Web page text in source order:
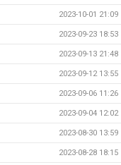
2023-10-01 21:09
2023-09-23 18:53
2023-09-13 21:48
2023-09-12 13:55
2023-09-06 11:26
2023-09-04 12:02
2023-08-30 13:59
2023-08-28 18:15